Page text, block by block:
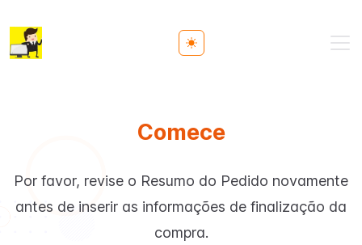
Toggle theme
Comece
Por favor, revise o Resumo do Pedido novamente
antes de inserir as informações de finalização da
compra.